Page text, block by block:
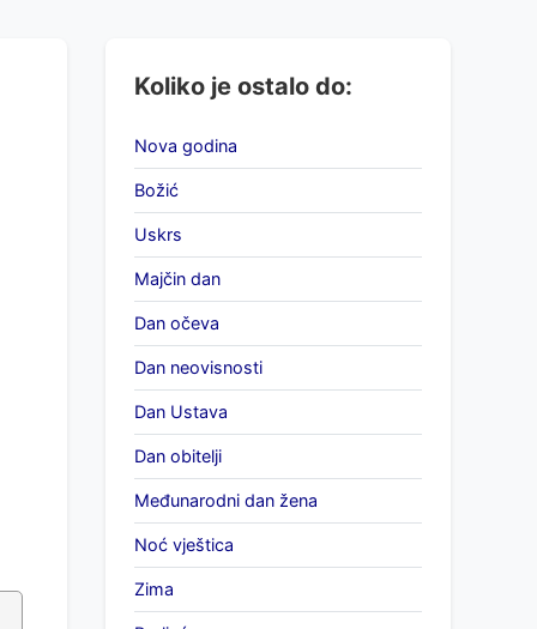
Koliko je ostalo do:
Nova godina
Božić
Uskrs
Majčin dan
Dan očeva
Dan neovisnosti
Dan Ustava
Dan obitelji
Međunarodni dan žena
Noć vještica
Zima